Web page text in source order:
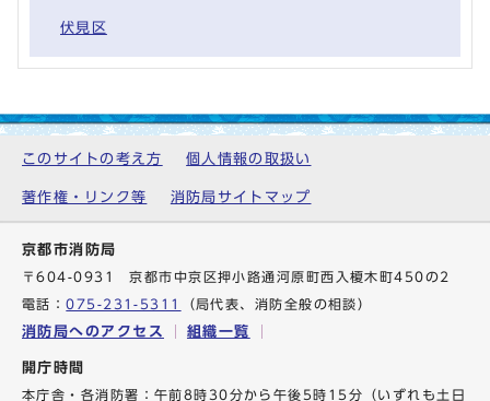
伏見区
このサイトの考え方 個人情報の取扱い
著作権・リンク等 消防局サイトマップ
京都市消防局
〒604-0931 京都市中京区押小路通河原町西入榎木町450の2
電話：075-231-5311 （局代表、消防全般の相談）
消防局へのアクセス 組織一覧
開庁時間
本庁舎・各消防署：午前8時30分から午後5時15分（いずれも土日